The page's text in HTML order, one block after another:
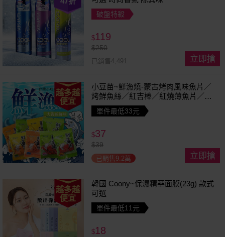
破盤特殺
$119
$250
已銷售4,491 立即搶
越多越
便宜
小豆苗~鮮漁燒-蒙古烤肉風味魚片／
烤鮮魚絲／紅吉棒／紅燒薄魚片／鱈
魚香絲／方塊鮮魚片／清香魚／煙燻
切片(1包入) 款式可選
單件最低33元
$37
$39
已銷售9.2萬 立即搶
越多越
便宜
韓國 Coony~保濕精華面膜(23g) 款式
可選
單件最低11元
$18